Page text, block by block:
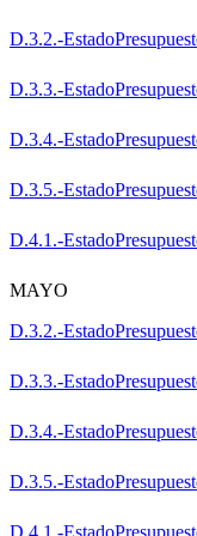
D.3.2.-
D.3.3.-
D.3.4.-
D.3.5.-
D.4.1.-
MAYO
D.3.2.-
D.3.3.-
D.3.4.-
D.3.5.-
D.4.1.-